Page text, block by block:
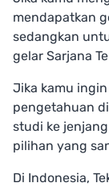
mendapatkan
sedangkan
gelar Sarjana
Jika kamu
pengetahuan
studi ke
pilihan yang
Di Indonesia,